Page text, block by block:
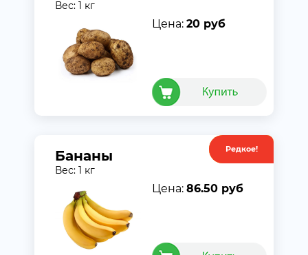
Вес: 1 кг
Цена: 20 руб
Акция
Редкое!
Бананы
Вес: 1 кг
Цена: 86.50 руб